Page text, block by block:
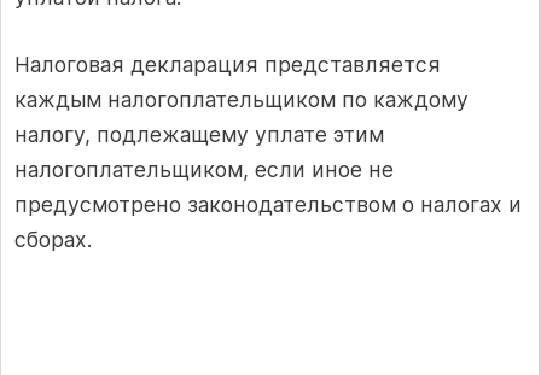
Налоговая декларация представляется
каждым налогоплательщиком по каждому
налогу, подлежащему уплате этим
налогоплательщиком, если иное не
предусмотрено законодательством о налогах и
сборах.